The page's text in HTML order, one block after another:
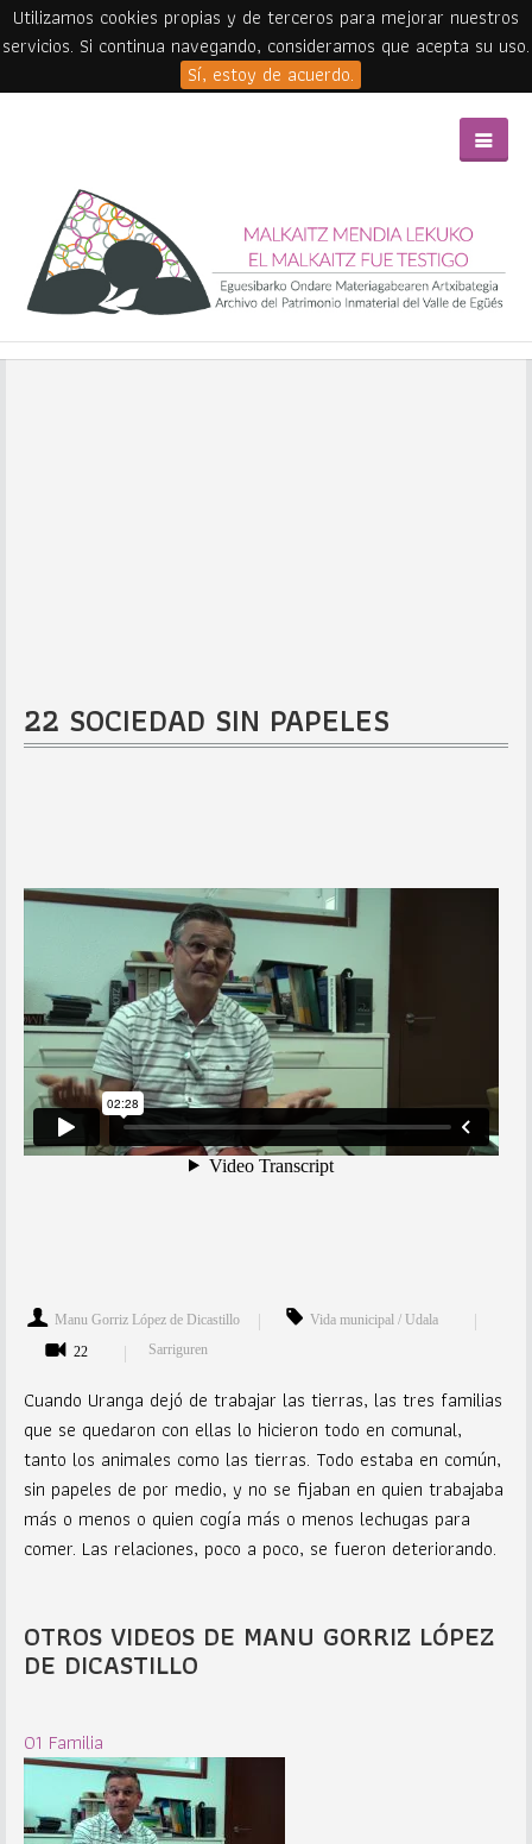
Utilizamos cookies propias y de terceros para mejorar nuestros
servicios. Si continua navegando, consideramos que acepta su uso.
Sí, estoy de acuerdo.
22 SOCIEDAD SIN PAPELES
Manu Gorriz López de Dicastillo
Vida municipal / Udala
22
Sarriguren
Cuando Uranga dejó de trabajar las tierras, las tres familias
que se quedaron con ellas lo hicieron todo en comunal,
tanto los animales como las tierras. Todo estaba en común,
sin papeles de por medio, y no se fijaban en quien trabajaba
más o menos o quien cogía más o menos lechugas para
comer. Las relaciones, poco a poco, se fueron deteriorando.
OTROS VIDEOS DE MANU GORRIZ LÓPEZ
DE DICASTILLO
01 Familia